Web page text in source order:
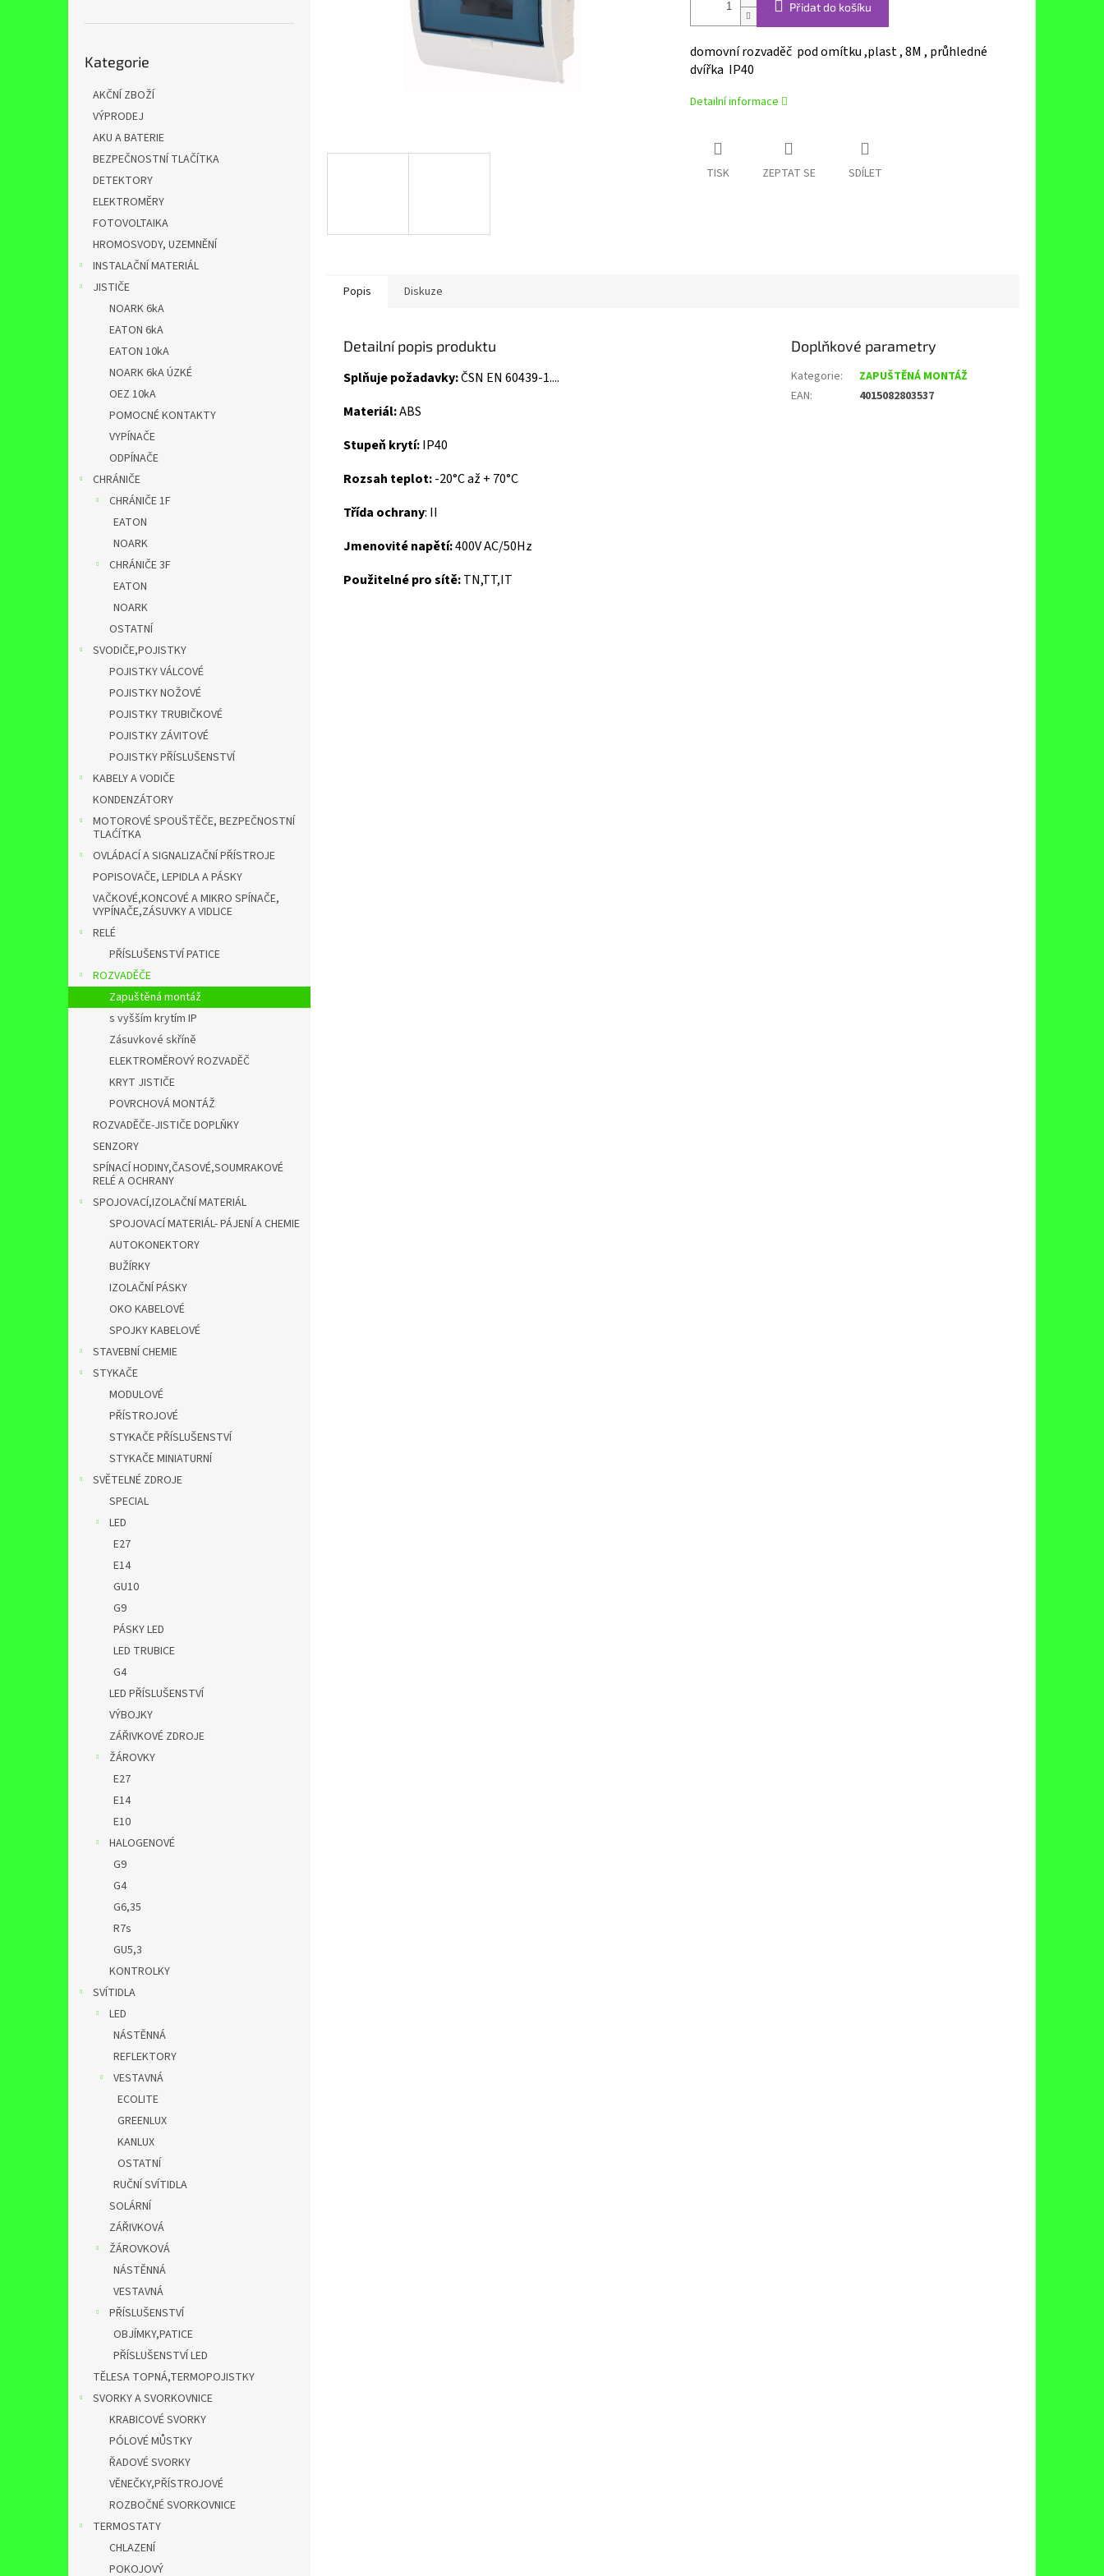
kategorie
Kategorie
AKČNÍ ZBOŽÍ
VÝPRODEJ
AKU A BATERIE
BEZPEČNOSTNÍ TLAČÍTKA
DETEKTORY
ELEKTROMĚRY
FOTOVOLTAIKA
HROMOSVODY, UZEMNĚNÍ
INSTALAČNÍ MATERIÁL
JISTIČE
NOARK 6kA
EATON 6kA
EATON 10kA
NOARK 6kA ÚZKÉ
OEZ 10kA
POMOCNÉ KONTAKTY
VYPÍNAČE
ODPÍNAČE
CHRÁNIČE
CHRÁNIČE 1F
EATON
NOARK
CHRÁNIČE 3F
EATON
NOARK
OSTATNÍ
SVODIČE,POJISTKY
POJISTKY VÁLCOVÉ
POJISTKY NOŽOVÉ
POJISTKY TRUBIČKOVÉ
POJISTKY ZÁVITOVÉ
POJISTKY PŘÍSLUŠENSTVÍ
KABELY A VODIČE
KONDENZÁTORY
MOTOROVÉ SPOUŠTĚČE, BEZPEČNOSTNÍ
TLAĆÍTKA
OVLÁDACÍ A SIGNALIZAČNÍ PŘÍSTROJE
POPISOVAČE, LEPIDLA A PÁSKY
VAČKOVÉ,KONCOVÉ A MIKRO SPÍNAČE,
VYPÍNAČE,ZÁSUVKY A VIDLICE
RELÉ
PŘÍSLUŠENSTVÍ PATICE
ROZVADĚČE
Zapuštěná montáž
s vyšším krytím IP
Zásuvkové skříně
ELEKTROMĚROVÝ ROZVADĚČ
KRYT JISTIČE
POVRCHOVÁ MONTÁŽ
ROZVADĚČE-JISTIČE DOPLŇKY
SENZORY
SPÍNACÍ HODINY,ČASOVÉ,SOUMRAKOVÉ
RELÉ A OCHRANY
SPOJOVACÍ,IZOLAČNÍ MATERIÁL
SPOJOVACÍ MATERIÁL- PÁJENÍ A CHEMIE
AUTOKONEKTORY
BUŽÍRKY
IZOLAČNÍ PÁSKY
OKO KABELOVÉ
SPOJKY KABELOVÉ
STAVEBNÍ CHEMIE
STYKAČE
MODULOVÉ
PŘÍSTROJOVÉ
STYKAČE PŘÍSLUŠENSTVÍ
STYKAČE MINIATURNÍ
SVĚTELNÉ ZDROJE
SPECIAL
LED
E27
E14
GU10
G9
PÁSKY LED
LED TRUBICE
G4
LED PŘÍSLUŠENSTVÍ
VÝBOJKY
ZÁŘIVKOVÉ ZDROJE
ŽÁROVKY
E27
E14
E10
HALOGENOVÉ
G9
G4
G6,35
R7s
GU5,3
KONTROLKY
SVÍTIDLA
LED
NÁSTĚNNÁ
REFLEKTORY
VESTAVNÁ
ECOLITE
GREENLUX
KANLUX
OSTATNÍ
RUČNÍ SVÍTIDLA
SOLÁRNÍ
ZÁŘIVKOVÁ
ŽÁROVKOVÁ
NÁSTĚNNÁ
VESTAVNÁ
PŘÍSLUŠENSTVÍ
OBJÍMKY,PATICE
PŘÍSLUŠENSTVÍ LED
TĚLESA TOPNÁ,TERMOPOJISTKY
SVORKY A SVORKOVNICE
KRABICOVÉ SVORKY
PÓLOVÉ MŮSTKY
ŘADOVÉ SVORKY
VĚNEČKY,PŘÍSTROJOVÉ
ROZBOČNÉ SVORKOVNICE
TERMOSTATY
CHLAZENÍ
POKOJOVÝ
Přidat do košíku
domovní rozvaděč pod omítku ,plast , 8M , průhledné
dvířka IP40
Detailní informace
TISK ZEPTAT SE SDÍLET
Popis Diskuze
Detailní popis produktu
Splňuje požadavky:ČSN EN 60439-1....
Materiál:ABS
Stupeň krytí:IP40
Rozsah teplot:-20°C až + 70°C
Třída ochrany: II
Jmenovité napětí:400V AC/50Hz
Použitelné pro sítě:TN,TT,IT
Doplňkové parametry
Kategorie:
ZAPUŠTĚNÁ MONTÁŽ
EAN: 4015082803537